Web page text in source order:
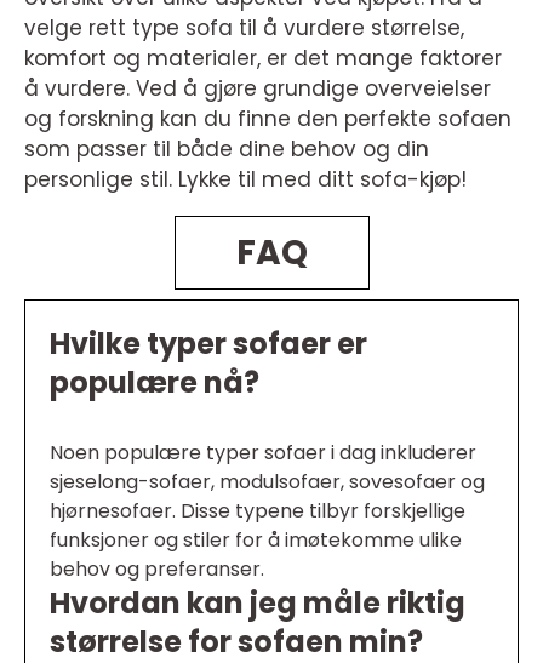
velge rett type sofa til å vurdere størrelse,
komfort og materialer, er det mange faktorer
å vurdere. Ved å gjøre grundige overveielser
og forskning kan du finne den perfekte sofaen
som passer til både dine behov og din
personlige stil. Lykke til med ditt sofa-kjøp!
FAQ
Hvilke typer sofaer er
populære nå?
Noen populære typer sofaer i dag inkluderer
sjeselong-sofaer, modulsofaer, sovesofaer og
hjørnesofaer. Disse typene tilbyr forskjellige
funksjoner og stiler for å imøtekomme ulike
behov og preferanser.
Hvordan kan jeg måle riktig
størrelse for sofaen min?